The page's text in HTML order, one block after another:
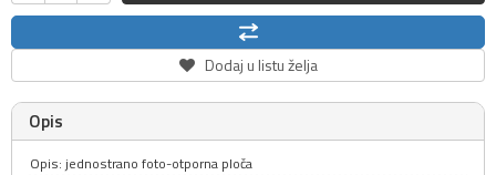
Dodaj u listu želja
Opis
Opis: jednostrano foto-otporna ploča